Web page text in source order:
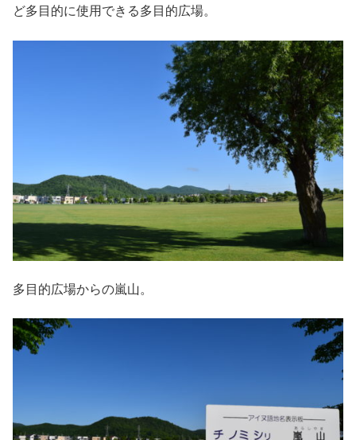
ど多目的に使用できる多目的広場。
多目的広場からの嵐山。